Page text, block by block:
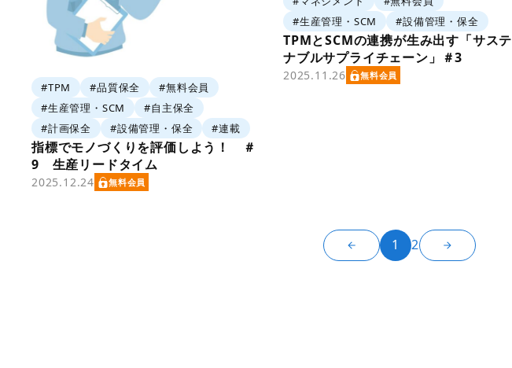
#TPM #品質保全
#無料会員
#生産管理・SCM
#自主保全
#計画保全
#設備管理・保全 #連載
指標でモノづくりを評価しよう！ ＃
9 生産リードタイム
2025.12.24 無料会員
#生産管理・SCM
#設備管理・保全
TPMとSCMの連携が生み出す「サステ
ナブルサプライチェーン」＃3
2025.11.26 無料会員
1 2